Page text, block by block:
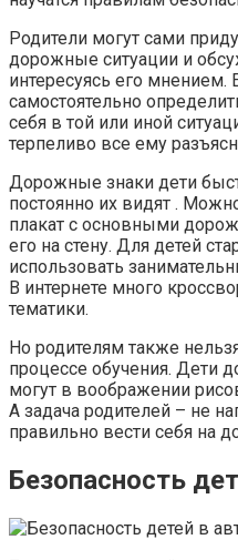
Родители могут сами
дорожные ситуации и
интересуясь его
самостоятельно
себя в той или иной
терпеливо все ему
Дорожные знаки дети
постоянно их видят .
плакат с основными
его на стену. Для детей
использовать
В интернете много
тематики.
Но родителям также
процессе обучения. Дети
могут в воображении
А задача родителей – не
правильно вести себя на
Безопасность